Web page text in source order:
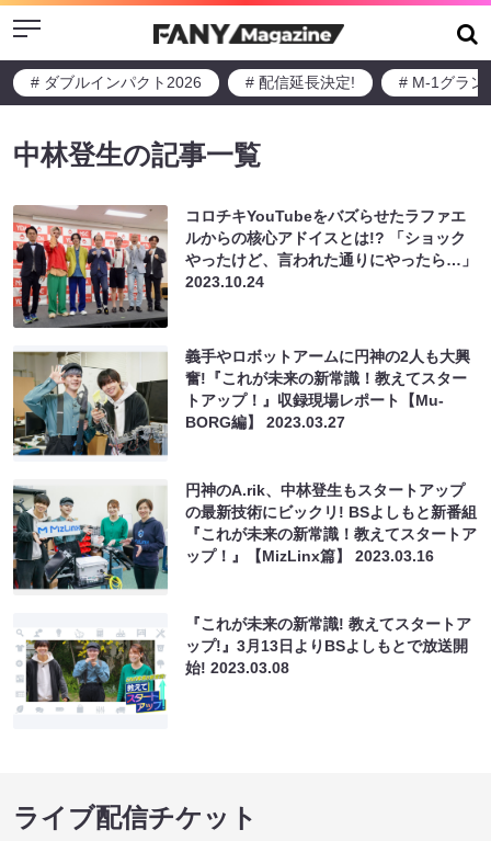
Menu
# ダブルインパクト2026 # 配信延長決定! # M-1グラン
中林登生の記事一覧
コロチキYouTubeをバズらせたラファエ
ルからの核心アドイスとは!? 「ショック
やったけど、言われた通りにやったら…」
2023.10.24
義手やロボットアームに円神の2人も大興
奮!『これが未来の新常識！教えてスター
トアップ！』収録現場レポート【Mu-
BORG編】2023.03.27
円神のA.rik、中林登生もスタートアップ
の最新技術にビックリ! BSよしもと新番組
『これが未来の新常識！教えてスタートア
ップ！』【MizLinx篇】2023.03.16
『これが未来の新常識! 教えてスタートア
ップ!』3月13日よりBSよしもとで放送開
始!2023.03.08
ライブ配信チケット